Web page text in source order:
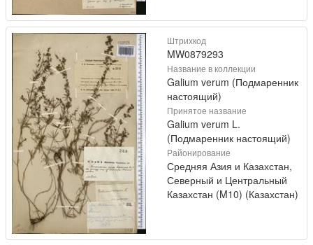
Штрихкод
MW0879293
Название в коллекции
Galium verum (Подмаренник
настоящий)
Принятое название
Galium verum L.
(Подмаренник настоящий)
Районирование
Средняя Азия и Казахстан,
Северный и Центральный
Казахстан (M10) (Казахстан)